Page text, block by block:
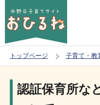
の
ー
トップページ 子育て・教
認証保育所な